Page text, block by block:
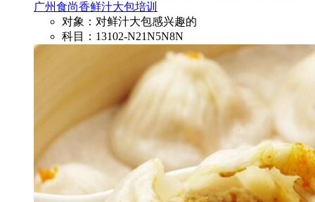
广州食尚香鲜汁大包培训
对象：对鲜汁大包感兴趣的
科目：13102-N21N5N8N